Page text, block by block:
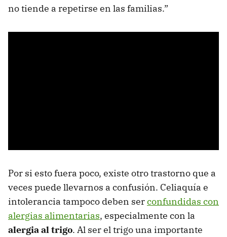
no tiende a repetirse en las familias.”
Por si esto fuera poco, existe otro trastorno que a
veces puede llevarnos a confusión. Celiaquía e
intolerancia tampoco deben serconfundidas con
alergias alimentarias, especialmente con la
alergia al trigo. Al ser el trigo una importante